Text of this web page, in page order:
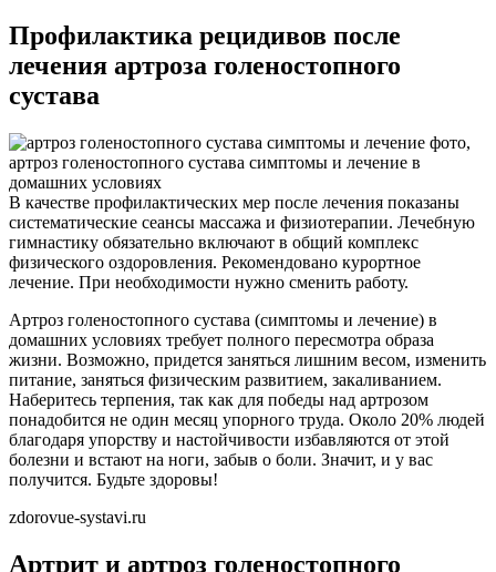
Профилактика рецидивов после
лечения артроза голеностопного
сустава
В качестве профилактических мер после лечения показаны
систематические сеансы массажа и физиотерапии. Лечебную
гимнастику обязательно включают в общий комплекс
физического оздоровления. Рекомендовано курортное
лечение. При необходимости нужно сменить работу.
Артроз голеностопного сустава (симптомы и лечение) в
домашних условиях требует полного пересмотра образа
жизни. Возможно, придется заняться лишним весом, изменить
питание, заняться физическим развитием, закаливанием.
Наберитесь терпения, так как для победы над артрозом
понадобится не один месяц упорного труда. Около 20% людей
благодаря упорству и настойчивости избавляются от этой
болезни и встают на ноги, забыв о боли. Значит, и у вас
получится. Будьте здоровы!
zdorovue-systavi.ru
Артрит и артроз голеностопного